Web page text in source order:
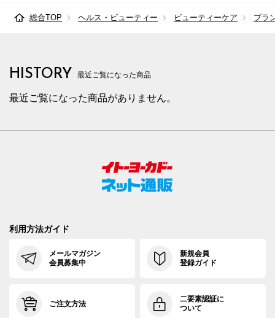
総合TOP ヘルス・ビューティー ビューティーケア ブラ
HISTORY 最近ご覧になった商品
最近ご覧になった商品がありません。
利用方法ガイド
メールマガジン
会員募集中
新規会員
登録ガイド
ご注文方法
二要素認証に
ついて